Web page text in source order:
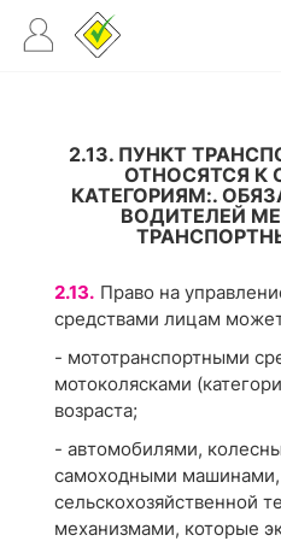
2.13. ПУНКТ
ОТНОСЯТСЯ
КАТЕГОРИЯМ:.
ВОДИТЕЛЕЙ
2.13. Право на
средствами лицам
- мототранспортными
мотоколясками
возраста;
- автомобилями,
самоходными машинами,
сельскохозяйственной
механизмами, которые